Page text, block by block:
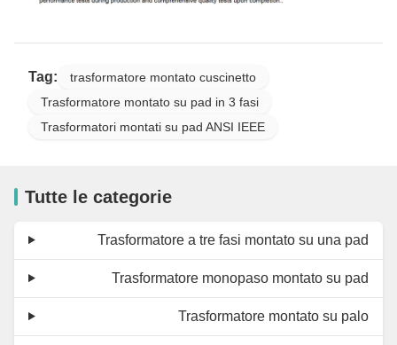
Tag:
trasformatore montato cuscinetto
Trasformatore montato su pad in 3 fasi
Trasformatori montati su pad ANSI IEEE
Tutte le categorie
Trasformatore a tre fasi montato su una pad
Trasformatore monopaso montato su pad
Trasformatore montato su palo